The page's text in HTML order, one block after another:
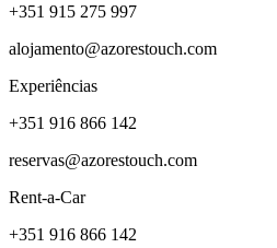
+351 915 275 997
alojamento@azorestouch.com
Experiências
+351 916 866 142
reservas@azorestouch.com
Rent-a-Car
+351 916 866 142